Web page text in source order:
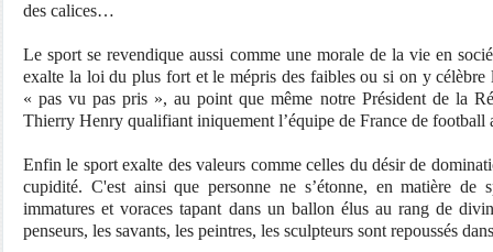
des calices…
Le sport se revendique aussi comme une morale de la vie en
exalte la loi du plus fort et le mépris des faibles ou si on y
« pas vu pas pris », au point que même notre Président de la
Thierry Henry qualifiant iniquement l’équipe de France de football
Enfin le sport exalte des valeurs comme celles du désir de
cupidité. C'est ainsi que personne ne s’étonne, en matière de
immatures et voraces tapant dans un ballon élus au rang de
penseurs, les savants, les peintres, les sculpteurs sont repoussés